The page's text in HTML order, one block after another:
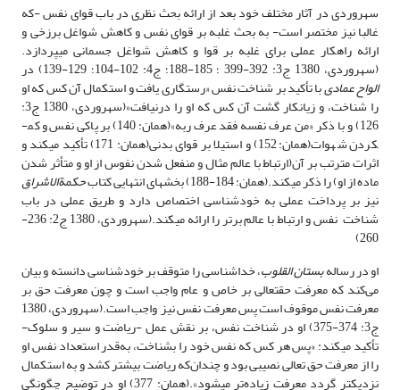
سهروردی در آثار مختلف خود بعد از ارائه بحث نظری در باب قوای نفس -که
غالبا نیز مختصر است- به بحث غلبه بر قوای نفس و کاهش شواغل برزخی و
ارائه راهکار عملی برای غلبه بر قوا و کاهش شواغل جسمانی می­پردازد.
(سهروردی، 1380 ج3: 392-399 ؛ 185-188؛ ج4: 102-104؛ 129-139) در
الواح عمادیبا تأکید بر شناخت نفس «رستگاری یافت و استکمال آن کس که او
را شناخت، و زیان­کار گشت آن کس که او را درنیافت»(سهروردی، 1380 ج3:
126) و با ذکر «من عرف نفسه فقد عرف ربه»(همان: 140) بر پاکی نفس و کم­
کردن شهوات(همان: 152) و استیلا بر قوای بدنی(همان: 171) تأکید می­کند و
اثرات مترتب بر آن(ارتباط با عالم مثال و منفعل شدن نفوس از او و متأثر شدن
ماده از او) را ذکر می­کند.(همان: 184-188) بخش­های انتهایی کتاب حکمة­الاشراق
نیز بر پرداخت عملی به خودشناسی اختصاص دارد و طریق عملی در باب
شناخت نفس و ارتباط با عالم برتر را ارائه می­کند.(سهروردی، 1380 ج2: 236-
260)
او در رسالهبستان القلوب، خداشناسی را متوقف بر خودشناسی دانسته و بیان
می‌کند که معرفت حق­تعالی بر خاص و عام واجب است و چون معرفت حق بر
معرفت نفس موقوف است پس معرفت نفس نیز واجب است.(سهروردی، 1380
ج3: 374-375) او در شناخت نفس، بر نقش عمل -ریاضت و سیر و سلوک-
تأکید می­کند: «پس هر کس که نفس خود را بشناخت، به‌قدر استعداد نفس او
را از معرفت حق تعالی نصیبی بود و چندان‌که ریاضت بیشتر کشد و به استکمال
نزدیک­تر گردد معرفت زیاده‌تر می­شود».(همان: 377) او در توضیح چگونگی